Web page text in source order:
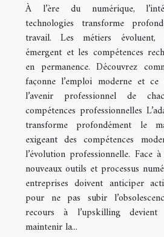
À l’ère du numérique,
technologies transforme
travail. Les métiers
émergent et les compétences
en permanence. Découvrez
façonne l’emploi moderne et
l’avenir professionnel de
compétences professionnelles
transforme profondément le
exigeant des compétences
l’évolution professionnelle. Face
nouveaux outils et processus
entreprises doivent anticiper
pour ne pas subir
recours à l’upskilling devient
maintenir la...